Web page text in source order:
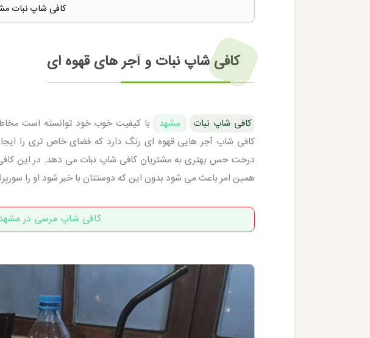
کافی شاپ نبات
کافی شاپ نبات و آجر های قهوه ای
کافی شاپ نبات مشهد
با کیفیت خوب خود توانسته است
کافی شاپ آجر هایی قهوه ای رنگ دارد که فضای خاص تری را
درخت حس بهتری به مشتریان کافی شاپ نبات می دهد. در این کافی
همین امر باعث می شود بدون این که دوستتان با خبر شود او را
کافی شاپ مرسی در مشهد